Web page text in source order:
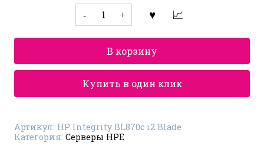
Количество
товара
HP
Integrity
BL870c
Blade
В корзину
Купить в один клик
Артикул: HP Integrity BL870c i2 Blade
Категория: Серверы HPE